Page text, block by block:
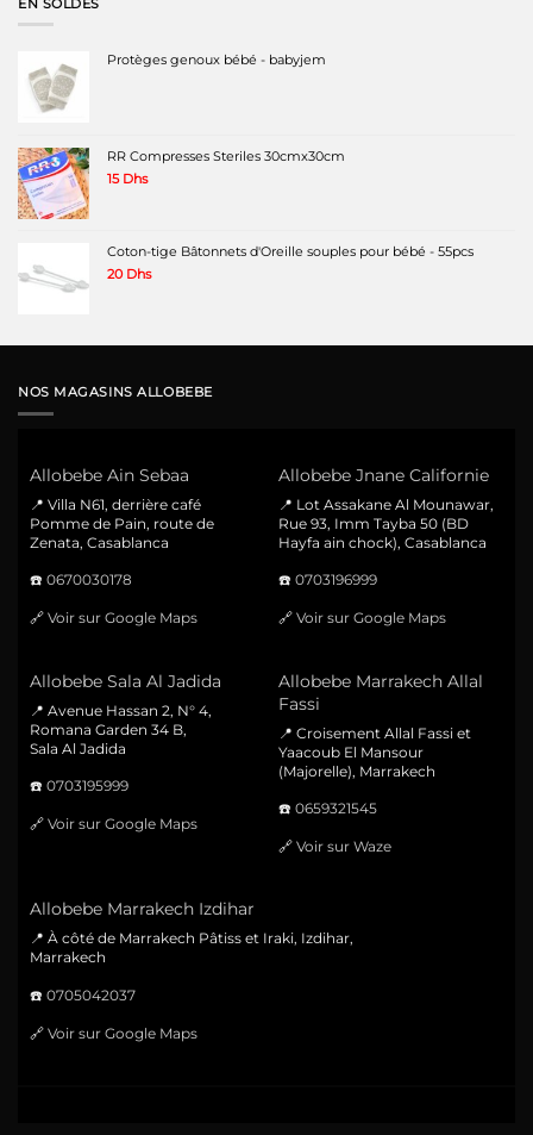
EN SOLDES
Protèges genoux bébé - babyjem
RR Compresses Steriles 30cmx30cm
15 Dhs
Coton-tige Bâtonnets d'Oreille souples pour bébé - 55pcs
20 Dhs
NOS MAGASINS ALLOBEBE
Allobebe Ain Sebaa
📍 Villa N61, derrière café
Pomme de Pain, route de
Zenata, Casablanca
☎️ 0670030178
🔗 Voir sur Google Maps
Allobebe Jnane Californie
📍 Lot Assakane Al Mounawar,
Rue 93, Imm Tayba 50 (BD
Hayfa ain chock), Casablanca
☎️ 0703196999
🔗 Voir sur Google Maps
Allobebe Sala Al Jadida
📍 Avenue Hassan 2, N° 4,
Romana Garden 34 B,
Sala Al Jadida
☎️ 0703195999
🔗 Voir sur Google Maps
Allobebe Marrakech Allal
Fassi
📍 Croisement Allal Fassi et
Yaacoub El Mansour
(Majorelle), Marrakech
☎️ 0659321545
🔗 Voir sur Waze
Allobebe Marrakech Izdihar
📍 À côté de Marrakech Pâtiss et Iraki, Izdihar,
Marrakech
☎️ 0705042037
🔗 Voir sur Google Maps